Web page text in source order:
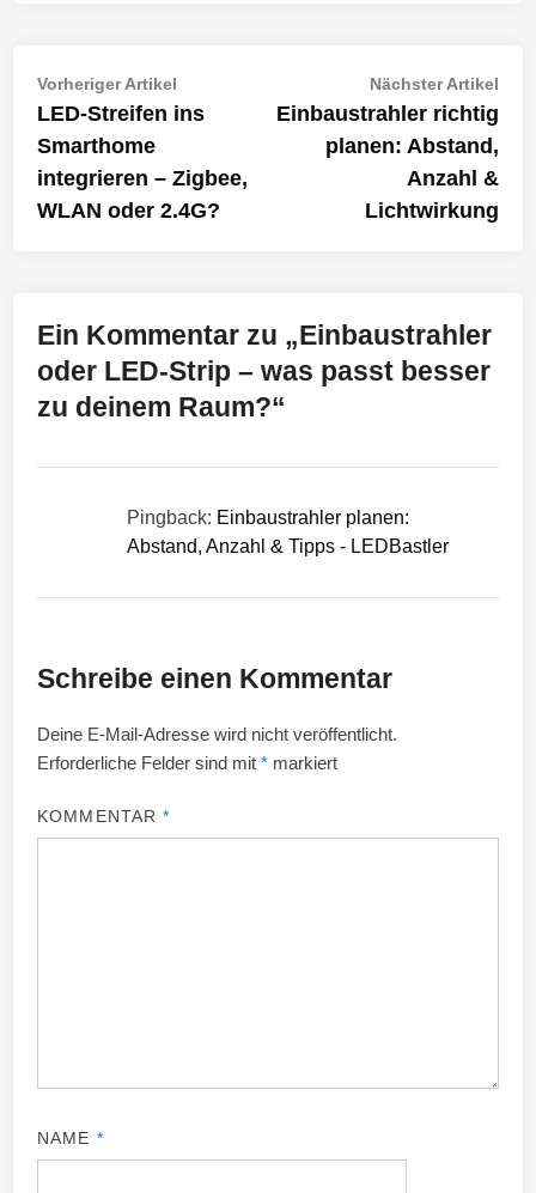
Beitragsnavigation
Vorheriger Artikel
Artikel:
LED-Streifen ins
Smarthome
integrieren – Zigbee,
WLAN oder 2.4G?
Nächster Artikel
Einbaustrahler richtig
planen: Abstand,
Anzahl &
Lichtwirkung
Ein Kommentar zu „Einbaustrahler
oder LED-Strip – was passt besser
zu deinem Raum?“
Pingback: Einbaustrahler planen:
Abstand, Anzahl & Tipps - LEDBastler
Schreibe einen Kommentar
Deine E-Mail-Adresse wird nicht veröffentlicht.
Erforderliche Felder sind mit* markiert
KOMMENTAR *
NAME *